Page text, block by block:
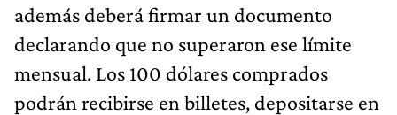
además deberá firmar un documento
declarando que no superaron ese límite
mensual. Los 100 dólares comprados
podrán recibirse en billetes, depositarse en